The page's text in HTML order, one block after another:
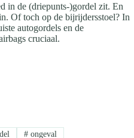
in de (driepunts-)gordel zit. En
Of toch op de bijrijdersstoel? In
autogordels en de
cruciaal.
# ongeval